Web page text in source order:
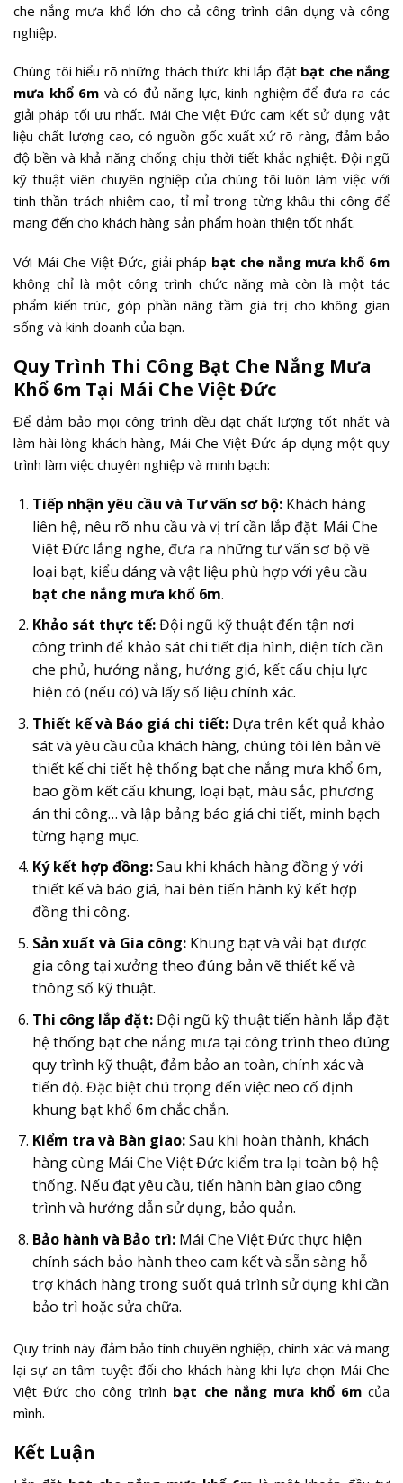
che nắng mưa khổ lớn cho cả công trình dân dụng và công
nghiệp.
Chúng tôi hiểu rõ những thách thức khi lắp đặt bạt che nắng
mưa khổ 6m và có đủ năng lực, kinh nghiệm để đưa ra các
giải pháp tối ưu nhất. Mái Che Việt Đức cam kết sử dụng vật
liệu chất lượng cao, có nguồn gốc xuất xứ rõ ràng, đảm bảo
độ bền và khả năng chống chịu thời tiết khắc nghiệt. Đội ngũ
kỹ thuật viên chuyên nghiệp của chúng tôi luôn làm việc với
tinh thần trách nhiệm cao, tỉ mỉ trong từng khâu thi công để
mang đến cho khách hàng sản phẩm hoàn thiện tốt nhất.
Với Mái Che Việt Đức, giải pháp bạt che nắng mưa khổ 6m
không chỉ là một công trình chức năng mà còn là một tác
phẩm kiến trúc, góp phần nâng tầm giá trị cho không gian
sống và kinh doanh của bạn.
Quy Trình Thi Công Bạt Che Nắng Mưa
Khổ 6m Tại Mái Che Việt Đức
Để đảm bảo mọi công trình đều đạt chất lượng tốt nhất và
làm hài lòng khách hàng, Mái Che Việt Đức áp dụng một quy
trình làm việc chuyên nghiệp và minh bạch:
Tiếp nhận yêu cầu và Tư vấn sơ bộ:Khách hàng
liên hệ, nêu rõ nhu cầu và vị trí cần lắp đặt. Mái Che
Việt Đức lắng nghe, đưa ra những tư vấn sơ bộ về
loại bạt, kiểu dáng và vật liệu phù hợp với yêu cầu
bạt che nắng mưa khổ 6m.
Khảo sát thực tế:Đội ngũ kỹ thuật đến tận nơi
công trình để khảo sát chi tiết địa hình, diện tích cần
che phủ, hướng nắng, hướng gió, kết cấu chịu lực
hiện có (nếu có) và lấy số liệu chính xác.
Thiết kế và Báo giá chi tiết:Dựa trên kết quả khảo
sát và yêu cầu của khách hàng, chúng tôi lên bản vẽ
thiết kế chi tiết hệ thống bạt che nắng mưa khổ 6m,
bao gồm kết cấu khung, loại bạt, màu sắc, phương
án thi công… và lập bảng báo giá chi tiết, minh bạch
từng hạng mục.
Ký kết hợp đồng:Sau khi khách hàng đồng ý với
thiết kế và báo giá, hai bên tiến hành ký kết hợp
đồng thi công.
Sản xuất và Gia công:Khung bạt và vải bạt được
gia công tại xưởng theo đúng bản vẽ thiết kế và
thông số kỹ thuật.
Thi công lắp đặt:Đội ngũ kỹ thuật tiến hành lắp đặt
hệ thống bạt che nắng mưa tại công trình theo đúng
quy trình kỹ thuật, đảm bảo an toàn, chính xác và
tiến độ. Đặc biệt chú trọng đến việc neo cố định
khung bạt khổ 6m chắc chắn.
Kiểm tra và Bàn giao:Sau khi hoàn thành, khách
hàng cùng Mái Che Việt Đức kiểm tra lại toàn bộ hệ
thống. Nếu đạt yêu cầu, tiến hành bàn giao công
trình và hướng dẫn sử dụng, bảo quản.
Bảo hành và Bảo trì:Mái Che Việt Đức thực hiện
chính sách bảo hành theo cam kết và sẵn sàng hỗ
trợ khách hàng trong suốt quá trình sử dụng khi cần
bảo trì hoặc sửa chữa.
Quy trình này đảm bảo tính chuyên nghiệp, chính xác và mang
lại sự an tâm tuyệt đối cho khách hàng khi lựa chọn Mái Che
Việt Đức cho công trình bạt che nắng mưa khổ 6mcủa
mình.
Kết Luận